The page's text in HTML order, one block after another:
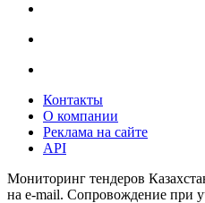
Контакты
О компании
Реклама на сайте
API
Мониторинг тендеров
на e-mail. Сопровождение при